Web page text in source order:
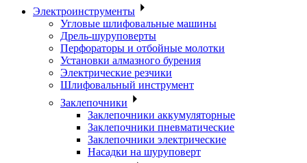
Электроинструменты
Угловые шлифовальные машины
Дрель-шуруповерты
Перфораторы и отбойные молотки
Установки алмазного бурения
Электрические резчики
Шлифовальный инструмент
Заклепочники
Заклепочники аккумуляторные
Заклепочники пневматические
Заклепочники электрические
Насадки на шуруповерт